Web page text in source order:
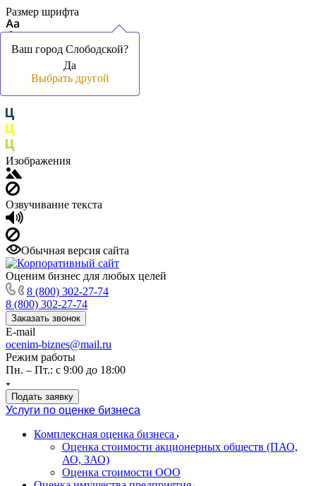
Размер шрифта
Цвет фона и шрифта
Изображения
Озвучивание текста
Обычная версия сайта
Оценим бизнес для любых целей
8 (800) 302-27-74
8 (800) 302-27-74
Заказать звонок
E-mail
ocenim-biznes@mail.ru
Режим работы
Пн. – Пт.: с 9:00 до 18:00
Подать заявку
Услуги по оценке бизнеса
Комплексная оценка бизнеса
Оценка стоимости акционерных обществ (ПАО,
АО, ЗАО)
Оценка стоимости ООО
Ваш город Слободской?
Да
Выбрать другой
Ваш город Слободской?
Да
Выбрать другой